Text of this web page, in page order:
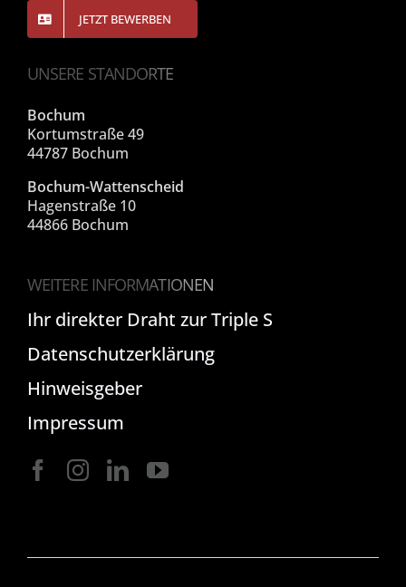
JETZT BEWERBEN
UNSERE STANDORTE
Bochum
Kortumstraße 49
44787 Bochum
Bochum-Wattenscheid
Hagenstraße 10
44866 Bochum
WEITERE INFORMATIONEN
Ihr direkter Draht zur Triple S
Datenschutzerklärung
Hinweisgeber
Impressum